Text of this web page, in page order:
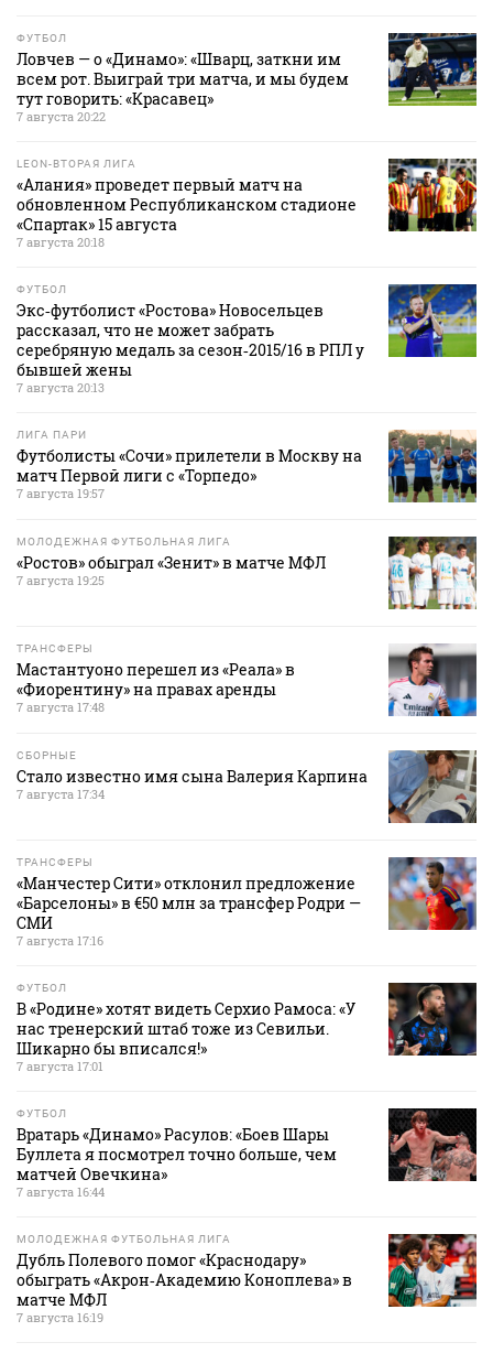
ФУТБОЛ
Ловчев — о «Динамо»: «Шварц, заткни им
всем рот. Выиграй три матча, и мы будем
тут говорить: «Красавец»
7 августа 20:22
LEON-ВТОРАЯ ЛИГА
«Алания» проведет первый матч на
обновленном Республиканском стадионе
«Спартак» 15 августа
7 августа 20:18
ФУТБОЛ
Экс‑футболист «Ростова» Новосельцев
рассказал, что не может забрать
серебряную медаль за сезон‑2015/16 в РПЛ у
бывшей жены
7 августа 20:13
ЛИГА ПАРИ
Футболисты «Сочи» прилетели в Москву на
матч Первой лиги с «Торпедо»
7 августа 19:57
МОЛОДЕЖНАЯ ФУТБОЛЬНАЯ ЛИГА
«Ростов» обыграл «Зенит» в матче МФЛ
7 августа 19:25
ТРАНСФЕРЫ
Мастантуоно перешел из «Реала» в
«Фиорентину» на правах аренды
7 августа 17:48
СБОРНЫЕ
Стало известно имя сына Валерия Карпина
7 августа 17:34
ТРАНСФЕРЫ
«Манчестер Сити» отклонил предложение
«Барселоны» в €50 млн за трансфер Родри —
СМИ
7 августа 17:16
ФУТБОЛ
В «Родине» хотят видеть Серхио Рамоса: «У
нас тренерский штаб тоже из Севильи.
Шикарно бы вписался!»
7 августа 17:01
ФУТБОЛ
Вратарь «Динамо» Расулов: «Боев Шары
Буллета я посмотрел точно больше, чем
матчей Овечкина»
7 августа 16:44
МОЛОДЕЖНАЯ ФУТБОЛЬНАЯ ЛИГА
Дубль Полевого помог «Краснодару»
обыграть «Акрон‑Академию Коноплева» в
матче МФЛ
7 августа 16:19